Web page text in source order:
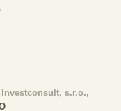
s.r.o.,